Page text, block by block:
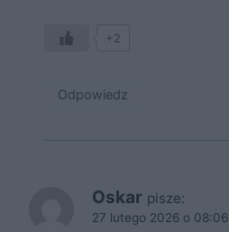
+2
Odpowiedz
Oskar pisze:
27 lutego 2026 o 08:06